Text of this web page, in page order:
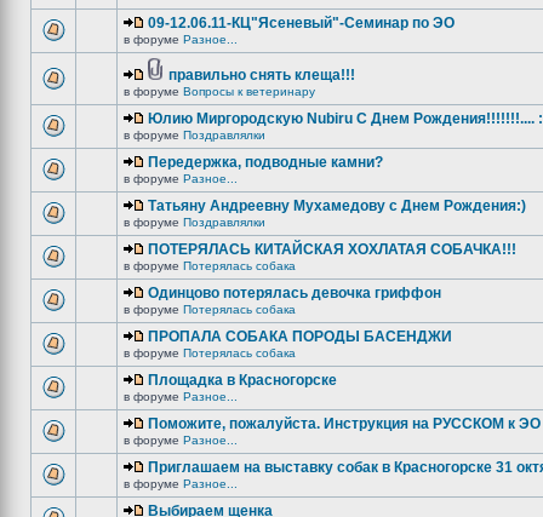
09-12.06.11-КЦ"Ясеневый"-Семинар по ЭО
в форуме Разное...
правильно снять клеща!!!
в форуме Вопросы к ветеринару
Юлию Миргородскую Nubiru С Днем Рождения!!!!!!!....
в форуме Поздравлялки
Передержка, подводные камни?
в форуме Разное...
Татьяну Андреевну Мухамедову с Днем Рождения:)
в форуме Поздравлялки
ПОТЕРЯЛАСЬ КИТАЙСКАЯ ХОХЛАТАЯ СОБАЧКА!!!
в форуме Потерялась собака
Одинцово потерялась девочка гриффон
в форуме Потерялась собака
ПРОПАЛА СОБАКА ПОРОДЫ БАСЕНДЖИ
в форуме Потерялась собака
Площадка в Красногорске
в форуме Разное...
Поможите, пожалуйста. Инструкция на РУССКОМ к ЭО
в форуме Разное...
Приглашаем на выставку собак в Красногорске 31
в форуме Разное...
Выбираем щенка